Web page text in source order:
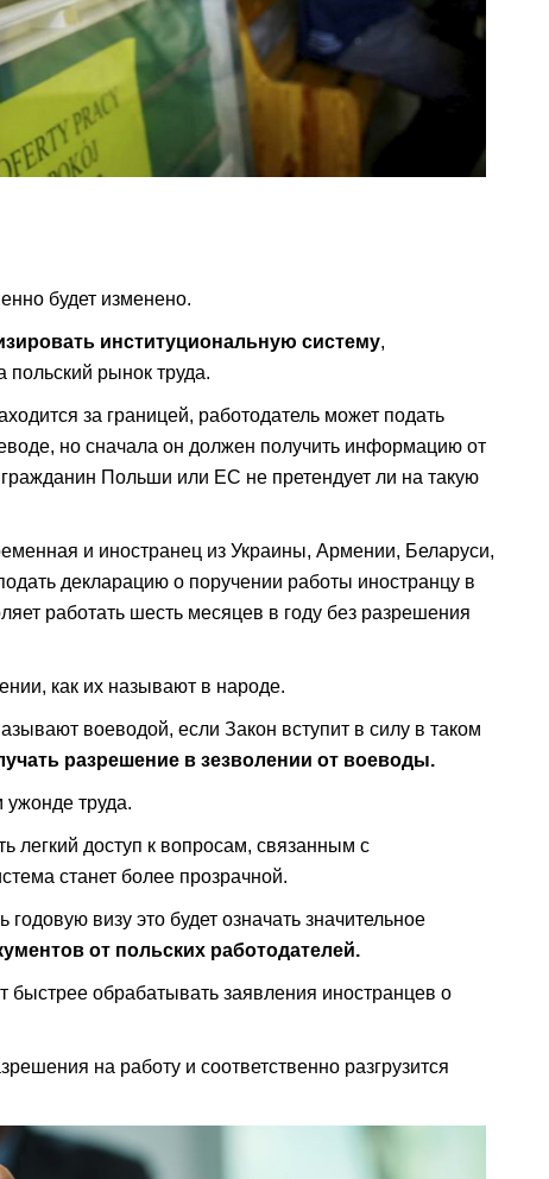
будет изменено.
институциональную систему,
польский рынок труда.
за границей, работодатель может подать
но сначала он должен получить информацию от
Польши или ЕС не претендует ли на такую
и иностранец из Украины, Армении, Беларуси,
декларацию о поручении работы иностранцу в
работать шесть месяцев в году без разрешения
как их называют в народе.
воеводой, если Закон вступит в силу в таком
разрешение в зезволении от воеводы.
ужонде труда.
легкий доступ к вопросам, связанным с
станет более прозрачной.
визу это будет означать значительное
от польских работодателей.
быстрее обрабатывать заявления иностранцев о
на работу и соответственно разгрузится